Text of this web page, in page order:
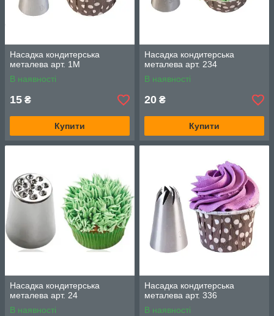
Насадка кондитерська
металева арт. 1M
В наявності
15 ₴
Купити
Насадка кондитерська
металева арт. 234
В наявності
20 ₴
Купити
Насадка кондитерська
металева арт. 24
В наявності
Насадка кондитерська
металева арт. 336
В наявності